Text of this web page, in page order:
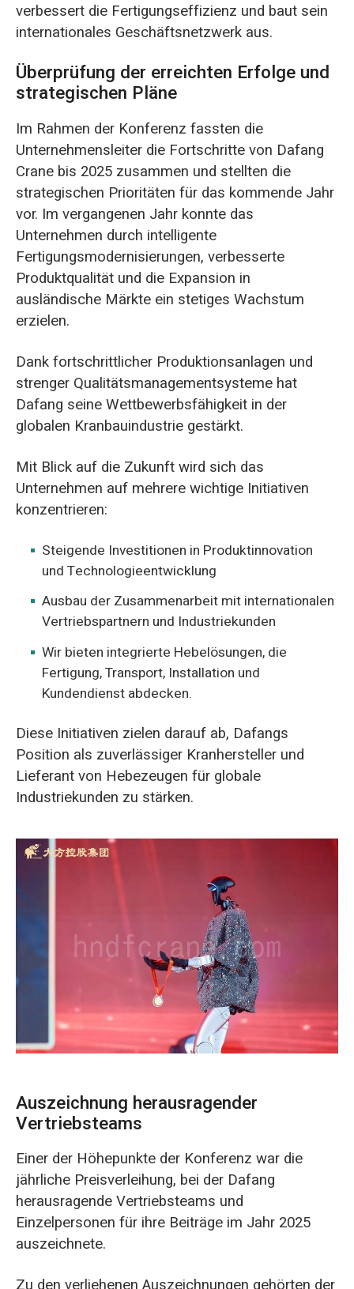
verbessert die Fertigungseffizienz und baut sein
internationales Geschäftsnetzwerk aus.
Überprüfung der erreichten Erfolge und
strategischen Pläne
Im Rahmen der Konferenz fassten die
Unternehmensleiter die Fortschritte von Dafang
Crane bis 2025 zusammen und stellten die
strategischen Prioritäten für das kommende Jahr
vor. Im vergangenen Jahr konnte das
Unternehmen durch intelligente
Fertigungsmodernisierungen, verbesserte
Produktqualität und die Expansion in
ausländische Märkte ein stetiges Wachstum
erzielen.
Dank fortschrittlicher Produktionsanlagen und
strenger Qualitätsmanagementsysteme hat
Dafang seine Wettbewerbsfähigkeit in der
globalen Kranbauindustrie gestärkt.
Mit Blick auf die Zukunft wird sich das
Unternehmen auf mehrere wichtige Initiativen
konzentrieren:
Steigende Investitionen in Produktinnovation
und Technologieentwicklung
Ausbau der Zusammenarbeit mit internationalen
Vertriebspartnern und Industriekunden
Wir bieten integrierte Hebelösungen, die
Fertigung, Transport, Installation und
Kundendienst abdecken.
Diese Initiativen zielen darauf ab, Dafangs
Position als zuverlässiger Kranhersteller und
Lieferant von Hebezeugen für globale
Industriekunden zu stärken.
Auszeichnung herausragender
Vertriebsteams
Einer der Höhepunkte der Konferenz war die
jährliche Preisverleihung, bei der Dafang
herausragende Vertriebsteams und
Einzelpersonen für ihre Beiträge im Jahr 2025
auszeichnete.